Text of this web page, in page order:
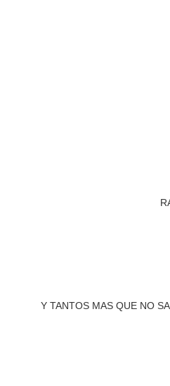
Y TANTOS MAS QUE NO